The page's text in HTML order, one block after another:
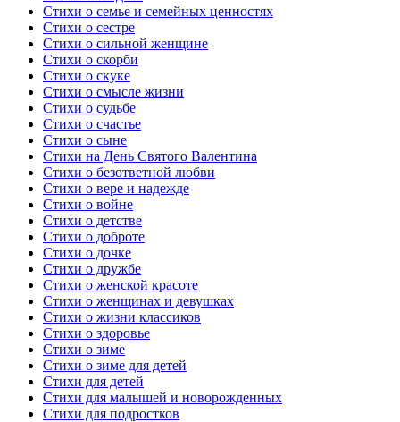
Стихи о семье и семейных ценностях
Стихи о сестре
Стихи о сильной женщине
Стихи о скорби
Стихи о скуке
Стихи о смысле жизни
Стихи о судьбе
Стихи о счастье
Стихи о сыне
Стихи на День Святого Валентина
Стихи о безответной любви
Стихи о вере и надежде
Стихи о войне
Стихи о детстве
Стихи о доброте
Стихи о дочке
Стихи о дружбе
Стихи о женской красоте
Стихи о женщинах и девушках
Стихи о жизни классиков
Стихи о здоровье
Стихи о зиме
Стихи о зиме для детей
Стихи для детей
Стихи для малышей и новорожденных
Стихи для подростков